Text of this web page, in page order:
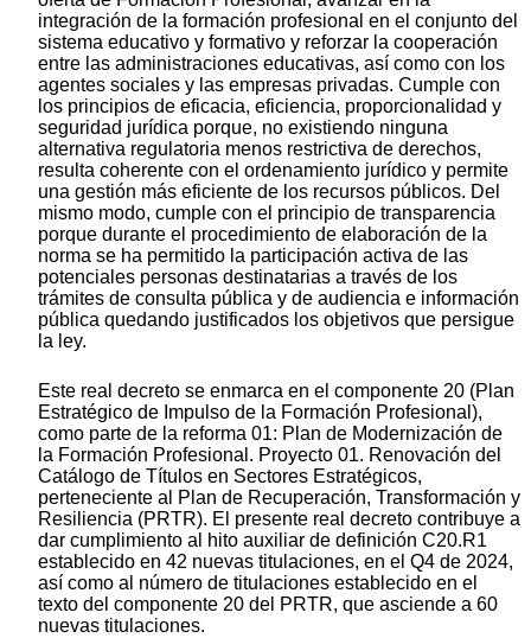
integración de la formación profesional en el conjunto del
sistema educativo y formativo y reforzar la cooperación
entre las administraciones educativas, así como con los
agentes sociales y las empresas privadas. Cumple con
los principios de eficacia, eficiencia, proporcionalidad y
seguridad jurídica porque, no existiendo ninguna
alternativa regulatoria menos restrictiva de derechos,
resulta coherente con el ordenamiento jurídico y permite
una gestión más eficiente de los recursos públicos. Del
mismo modo, cumple con el principio de transparencia
porque durante el procedimiento de elaboración de la
norma se ha permitido la participación activa de las
potenciales personas destinatarias a través de los
trámites de consulta pública y de audiencia e información
pública quedando justificados los objetivos que persigue
la ley.
Este real decreto se enmarca en el componente 20 (Plan
Estratégico de Impulso de la Formación Profesional),
como parte de la reforma 01: Plan de Modernización de
la Formación Profesional. Proyecto 01. Renovación del
Catálogo de Títulos en Sectores Estratégicos,
perteneciente al Plan de Recuperación, Transformación y
Resiliencia (PRTR). El presente real decreto contribuye a
dar cumplimiento al hito auxiliar de definición C20.R1
establecido en 42 nuevas titulaciones, en el Q4 de 2024,
así como al número de titulaciones establecido en el
texto del componente 20 del PRTR, que asciende a 60
nuevas titulaciones.